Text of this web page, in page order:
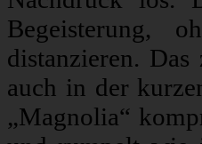
Begeisterung,
distanzieren.
auch in der
„Magnolia“